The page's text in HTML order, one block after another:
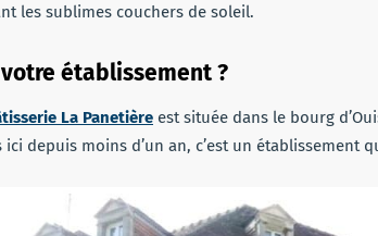
les sublimes couchers de soleil.
établissement ?
La Panetière est située dans le bourg
depuis moins d’un an, c’est un établissement